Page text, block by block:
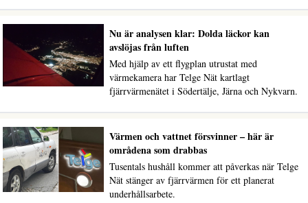
Nu är analysen klar: Dolda läckor kan
avslöjas från luften
Med hjälp av ett flygplan utrustat med
värmekamera har Telge Nät kartlagt
fjärrvärmenätet i Södertälje, Järna och Nykvarn.
Värmen och vattnet försvinner – här är
områdena som drabbas
Tusentals hushåll kommer att påverkas när Telge
Nät stänger av fjärrvärmen för ett planerat
underhållsarbete.